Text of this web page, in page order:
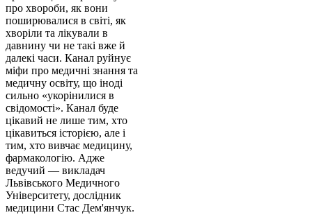
про хвороби, як вони
поширювалися в світі, як
хворіли та лікували в
давнину чи не такі вже й
далекі часи. Канал руйнує
міфи про медичні знання та
медичну освіту, що іноді
сильно «укорінилися в
свідомості». Канал буде
цікавий не лише тим, хто
цікавиться історією, але і
тим, хто вивчає медицину,
фармакологію. Адже
ведучий — викладач
Львівського Медичного
Університету, дослідник
медицини Стас Дем'янчук.